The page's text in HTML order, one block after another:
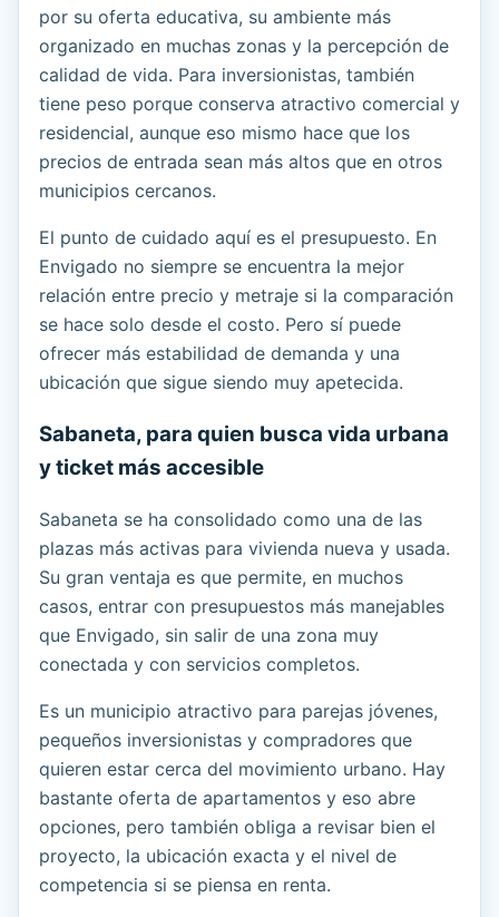
por su oferta educativa, su ambiente más
organizado en muchas zonas y la percepción de
calidad de vida. Para inversionistas, también
tiene peso porque conserva atractivo comercial y
residencial, aunque eso mismo hace que los
precios de entrada sean más altos que en otros
municipios cercanos.
El punto de cuidado aquí es el presupuesto. En
Envigado no siempre se encuentra la mejor
relación entre precio y metraje si la comparación
se hace solo desde el costo. Pero sí puede
ofrecer más estabilidad de demanda y una
ubicación que sigue siendo muy apetecida.
Sabaneta, para quien busca vida urbana
y ticket más accesible
Sabaneta se ha consolidado como una de las
plazas más activas para vivienda nueva y usada.
Su gran ventaja es que permite, en muchos
casos, entrar con presupuestos más manejables
que Envigado, sin salir de una zona muy
conectada y con servicios completos.
Es un municipio atractivo para parejas jóvenes,
pequeños inversionistas y compradores que
quieren estar cerca del movimiento urbano. Hay
bastante oferta de apartamentos y eso abre
opciones, pero también obliga a revisar bien el
proyecto, la ubicación exacta y el nivel de
competencia si se piensa en renta.